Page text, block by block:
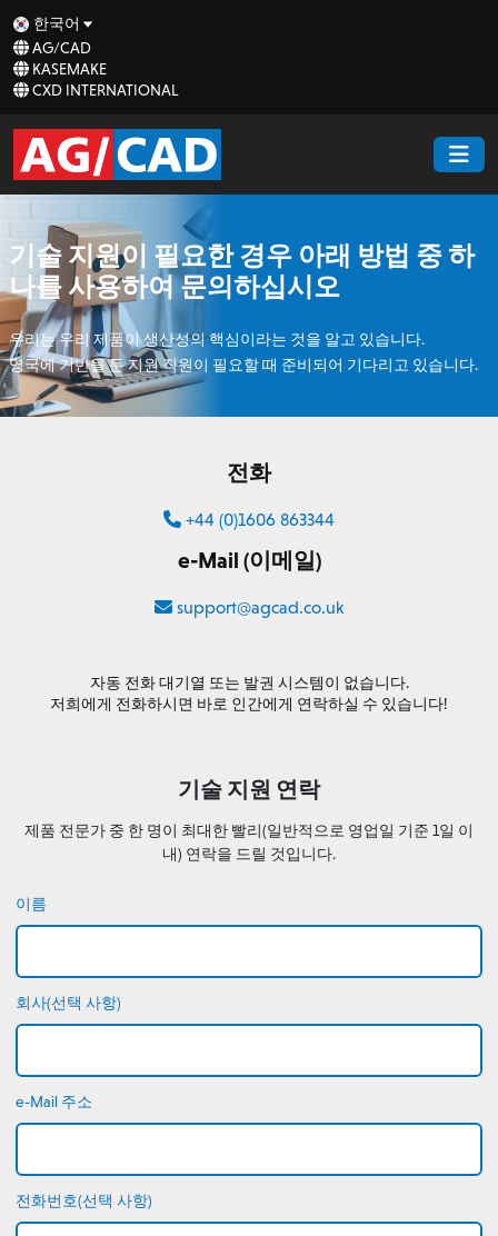
한국어
AG/CAD
KASEMAKE
CXD INTERNATIONAL
기술 지원이 필요한 경우 아래 방법 중 하
나를 사용하여 문의하십시오
우리는 우리 제품이 생산성의 핵심이라는 것을 알고 있습니다.
영국에 기반을 둔 지원 직원이 필요할 때 준비되어 기다리고 있습니다.
전화
+44 (0)1606 863344
e-Mail (이메일)
support@agcad.co.uk
자동 전화 대기열 또는 발권 시스템이 없습니다.
저희에게 전화하시면 바로 인간에게 연락하실 수 있습니다!
기술 지원 연락
제품 전문가 중 한 명이 최대한 빨리(일반적으로 영업일 기준 1일 이
내) 연락을 드릴 것입니다.
이름
회사(선택 사항)
e-Mail 주소
전화번호(선택 사항)